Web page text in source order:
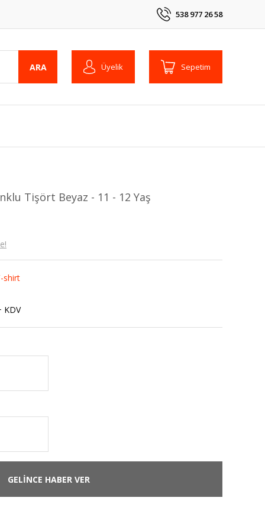
538 977 26 58
ARA Üyelik Sepetim
Tişört Beyaz - 11 - 12 Yaş
shirt
KDV
GELİNCE HABER VER